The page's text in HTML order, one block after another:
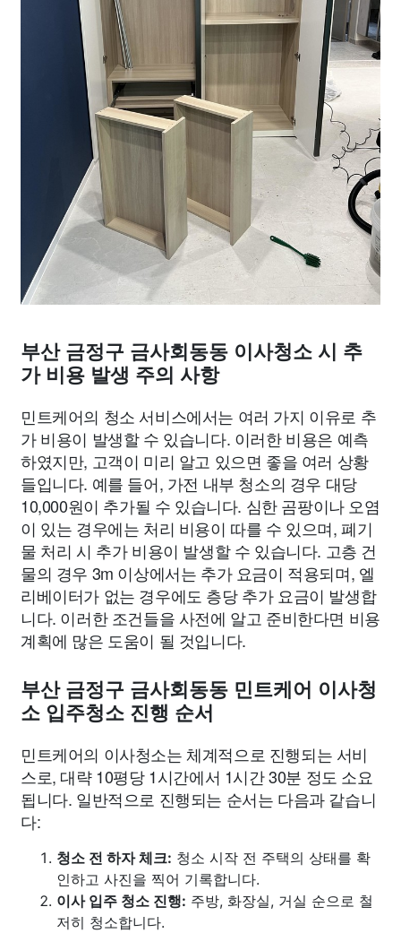
부산 금정구 금사회동동 이사청소 시 추
가 비용 발생 주의 사항
민트케어의 청소 서비스에서는 여러 가지 이유로 추
가 비용이 발생할 수 있습니다. 이러한 비용은 예측
하였지만, 고객이 미리 알고 있으면 좋을 여러 상황
들입니다. 예를 들어, 가전 내부 청소의 경우 대당
10,000원이 추가될 수 있습니다. 심한 곰팡이나 오염
이 있는 경우에는 처리 비용이 따를 수 있으며, 폐기
물 처리 시 추가 비용이 발생할 수 있습니다. 고층 건
물의 경우 3m 이상에서는 추가 요금이 적용되며, 엘
리베이터가 없는 경우에도 층당 추가 요금이 발생합
니다. 이러한 조건들을 사전에 알고 준비한다면 비용
계획에 많은 도움이 될 것입니다.
부산 금정구 금사회동동 민트케어 이사청
소 입주청소 진행 순서
민트케어의 이사청소는 체계적으로 진행되는 서비
스로, 대략 10평당 1시간에서 1시간 30분 정도 소요
됩니다. 일반적으로 진행되는 순서는 다음과 같습니
다:
청소 전 하자 체크: 청소 시작 전 주택의 상태를 확
인하고 사진을 찍어 기록합니다.
이사 입주 청소 진행: 주방, 화장실, 거실 순으로 철
저히 청소합니다.